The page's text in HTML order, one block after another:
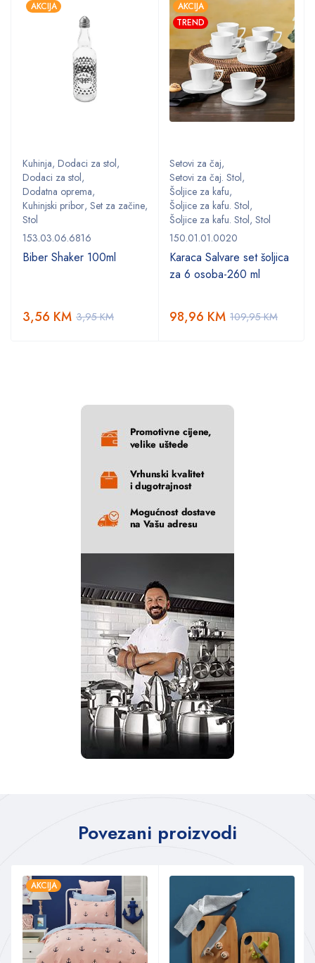
AKCIJA
Kuhinja, Dodaci za stol,
Dodaci za stol,
Dodatna oprema,
Kuhinjski pribor, Set za začine,
Stol
153.03.06.6816
Biber Shaker 100ml
3,95KM
3,56 KM
AKCIJA
TREND
Setovi za čaj,
Setovi za čaj. Stol,
Šoljice za kafu,
Šoljice za kafu. Stol,
Šoljice za kafu. Stol, Stol
150.01.01.0020
Karaca Salvare set šoljica
za 6 osoba-260 ml
109,95KM
98,96 KM
Povezani proizvodi
AKCIJA